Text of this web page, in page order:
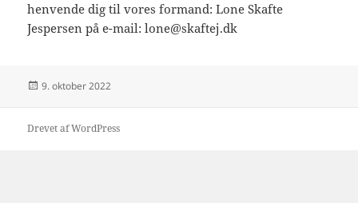
henvende dig til vores formand: Lone Skafte
Jespersen på e-mail: lone@skaftej.dk
Udgivet
9. oktober 2022
Drevet af WordPress